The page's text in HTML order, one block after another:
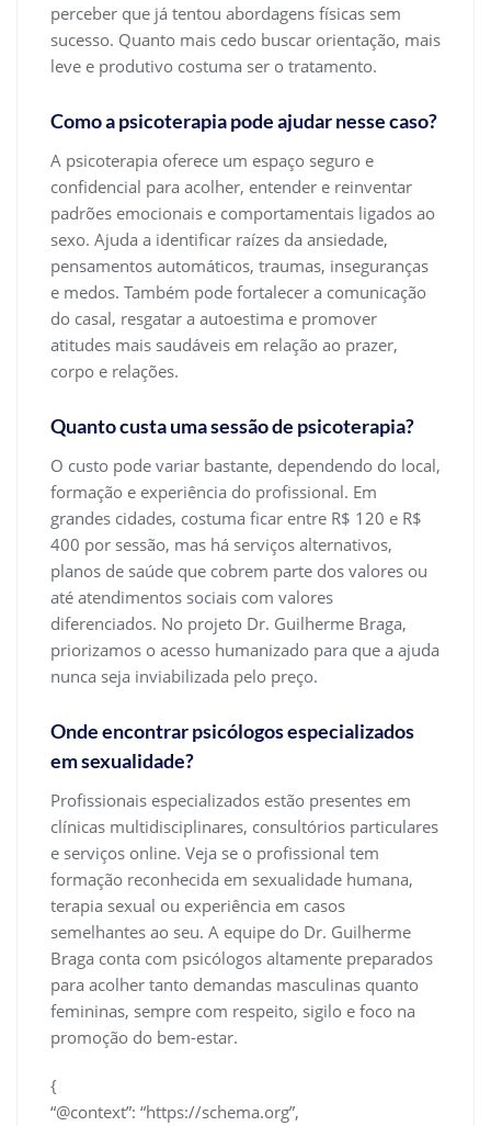
perceber que já tentou abordagens físicas sem
sucesso. Quanto mais cedo buscar orientação, mais
leve e produtivo costuma ser o tratamento.
Como a psicoterapia pode ajudar nesse caso?
A psicoterapia oferece um espaço seguro e
confidencial para acolher, entender e reinventar
padrões emocionais e comportamentais ligados ao
sexo. Ajuda a identificar raízes da ansiedade,
pensamentos automáticos, traumas, inseguranças
e medos. Também pode fortalecer a comunicação
do casal, resgatar a autoestima e promover
atitudes mais saudáveis em relação ao prazer,
corpo e relações.
Quanto custa uma sessão de psicoterapia?
O custo pode variar bastante, dependendo do local,
formação e experiência do profissional. Em
grandes cidades, costuma ficar entre R$ 120 e R$
400 por sessão, mas há serviços alternativos,
planos de saúde que cobrem parte dos valores ou
até atendimentos sociais com valores
diferenciados. No projeto Dr. Guilherme Braga,
priorizamos o acesso humanizado para que a ajuda
nunca seja inviabilizada pelo preço.
Onde encontrar psicólogos especializados
em sexualidade?
Profissionais especializados estão presentes em
clínicas multidisciplinares, consultórios particulares
e serviços online. Veja se o profissional tem
formação reconhecida em sexualidade humana,
terapia sexual ou experiência em casos
semelhantes ao seu. A equipe do Dr. Guilherme
Braga conta com psicólogos altamente preparados
para acolher tanto demandas masculinas quanto
femininas, sempre com respeito, sigilo e foco na
promoção do bem-estar.
{
“@context”: “https://schema.org”,